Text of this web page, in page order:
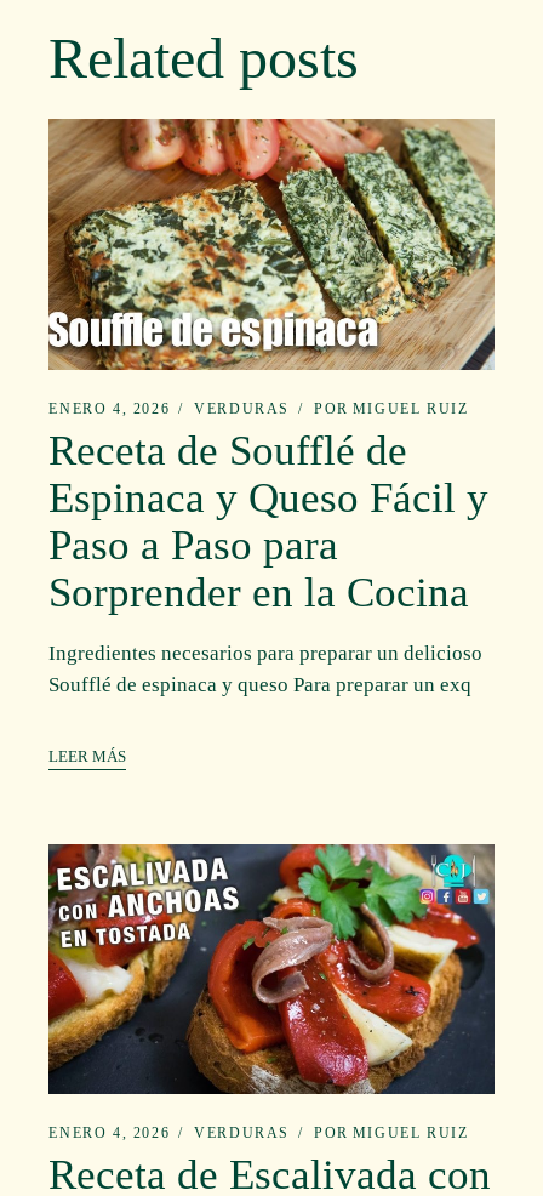
Related posts
ENERO 4, 2026 VERDURAS POR MIGUEL RUIZ
Receta de Soufflé de
Espinaca y Queso Fácil y
Paso a Paso para
Sorprender en la Cocina
Ingredientes necesarios para preparar un delicioso
Soufflé de espinaca y queso Para preparar un exq
LEER MÁS
ENERO 4, 2026 VERDURAS POR MIGUEL RUIZ
Receta de Escalivada con